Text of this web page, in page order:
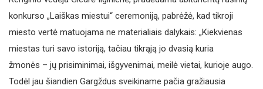
konkurso „Laiškas miestui“ ceremoniją, pabrėžė, kad tikroji
miesto vertė matuojama ne materialiais dalykais: „Kiekvienas
miestas turi savo istoriją, tačiau tikrąją jo dvasią kuria
žmonės – jų prisiminimai, išgyvenimai, meilė vietai, kurioje augo.
Todėl jau šiandien Gargždus sveikiname pačia gražiausia